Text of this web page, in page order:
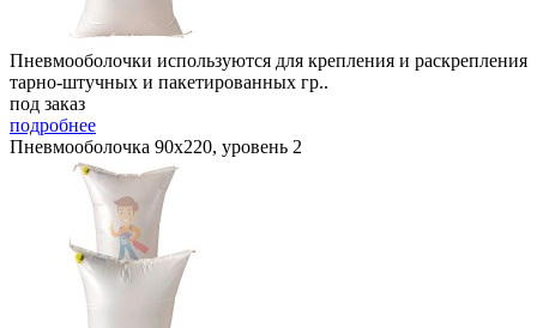
Пневмооболочки используются для крепления и раскрепления
тарно-штучных и пакетированных гр..
под заказ
подробнее
Пневмооболочка 90х220, уровень 2